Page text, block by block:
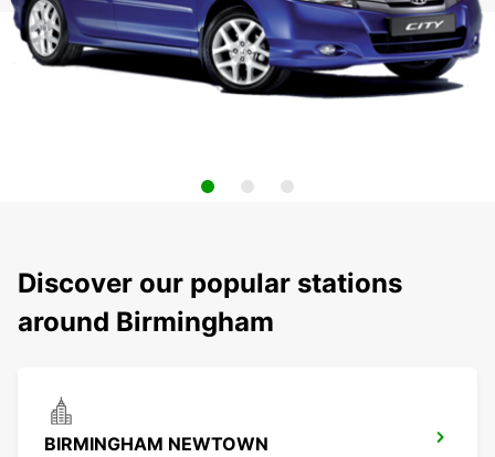
Discover our popular stations
around Birmingham
BIRMINGHAM NEWTOWN